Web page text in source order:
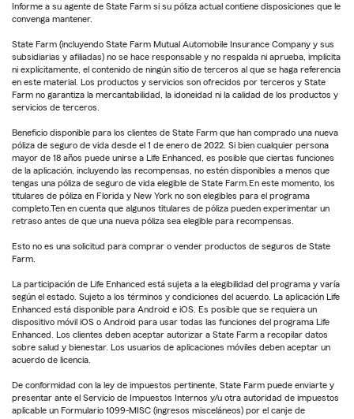
Informe a su agente de State Farm si su póliza actual contiene disposiciones que le
convenga mantener.
State Farm (incluyendo State Farm Mutual Automobile Insurance Company y sus
subsidiarias y afiliadas) no se hace responsable y no respalda ni aprueba, implícita
ni explícitamente, el contenido de ningún sitio de terceros al que se haga referencia
en este material. Los productos y servicios son ofrecidos por terceros y State
Farm no garantiza la mercantabilidad, la idoneidad ni la calidad de los productos y
servicios de terceros.
Beneficio disponible para los clientes de State Farm que han comprado una nueva
póliza de seguro de vida desde el 1 de enero de 2022. Si bien cualquier persona
mayor de 18 años puede unirse a Life Enhanced, es posible que ciertas funciones
de la aplicación, incluyendo las recompensas, no estén disponibles a menos que
tengas una póliza de seguro de vida elegible de State Farm.En este momento, los
titulares de póliza en Florida y New York no son elegibles para el programa
completo.Ten en cuenta que algunos titulares de póliza pueden experimentar un
retraso antes de que una nueva póliza sea elegible para recompensas.
Esto no es una solicitud para comprar o vender productos de seguros de State
Farm.
La participación de Life Enhanced está sujeta a la elegibilidad del programa y varía
según el estado. Sujeto a los términos y condiciones del acuerdo. La aplicación Life
Enhanced está disponible para Android e iOS. Es posible que se requiera un
dispositivo móvil iOS o Android para usar todas las funciones del programa Life
Enhanced. Los clientes deben aceptar autorizar a State Farm a recopilar datos
sobre salud y bienestar. Los usuarios de aplicaciones móviles deben aceptar un
acuerdo de licencia.
De conformidad con la ley de impuestos pertinente, State Farm puede enviarte y
presentar ante el Servicio de Impuestos Internos y/u otra autoridad de impuestos
aplicable un Formulario 1099-MISC (ingresos misceláneos) por el canje de